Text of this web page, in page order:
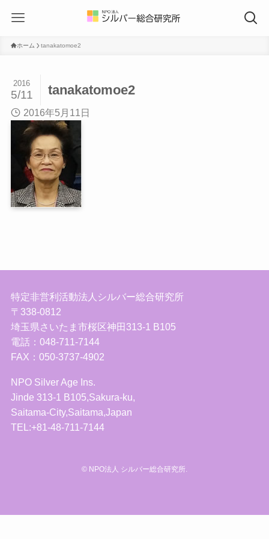
ホーム tanakatomoe2
tanakatomoe2
2016
5/11
2016年5月11日
特定非営利活動法人シルバー総合研究所
〒338-0812
埼玉県さいたま市桜区神田313-1 B105
電話：048-711-7144
FAX：050-3737-4902
NPO Silver Age Ins.
Jinde 313-1 B105,Sakura-ku,
Saitama-City,Saitama,Japan
TEL:+81-48-711-7144
© NPO法人 シルバー総合研究所.